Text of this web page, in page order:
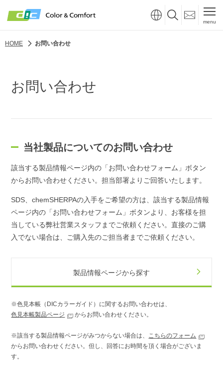
menu
HOME お問い合わせ
お問い合わせ
当社製品についてのお問い合わせ
該当する製品情報ページ内の「お問い合わせフォーム」ボタン
からお問い合わせください。担当部署よりご回答いたします。
SDS、chemSHERPAの入手をご希望の方は、該当する製品情報
ページ内の「お問い合わせフォーム」ボタンより、お客様を担
当している弊社営業スタッフまでご依頼ください。直接のご購
入でない場合は、ご購入先のご担当者までご依頼ください。
製品情報ページから探す
※色見本帳（DICカラーガイド）に関するお問い合わせは、
色見本帳製品ページ
からお問い合わせください。
※該当する製品情報ページがみつからない場合は、 こちらのフォーム
からお問い合わせください。但し、回答にお時間を頂く場合がございま
す。